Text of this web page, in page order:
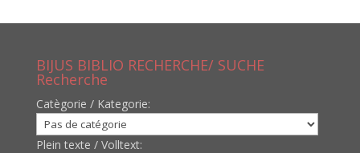
BIJUS BIBLIO RECHERCHE/ SUCHE
Recherche
Catègorie / Kategorie:
Plein texte / Volltext: